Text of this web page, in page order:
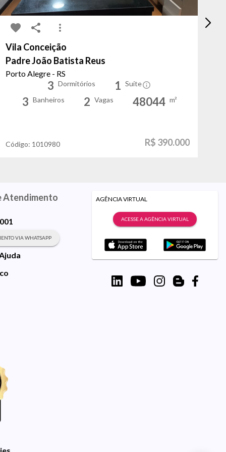
Vila Conceição
Padre João Batista Reus
Porto Alegre - RS
3 Dormitórios 1 Suíte
3 Banheiros 2 Vagas 48044 m²
Código: 1010980 R$ 390.000
Atendimento
VIA WHATSAPP
AGÊNCIA VIRTUAL
ACESSE A AGÊNCIA VIRTUAL